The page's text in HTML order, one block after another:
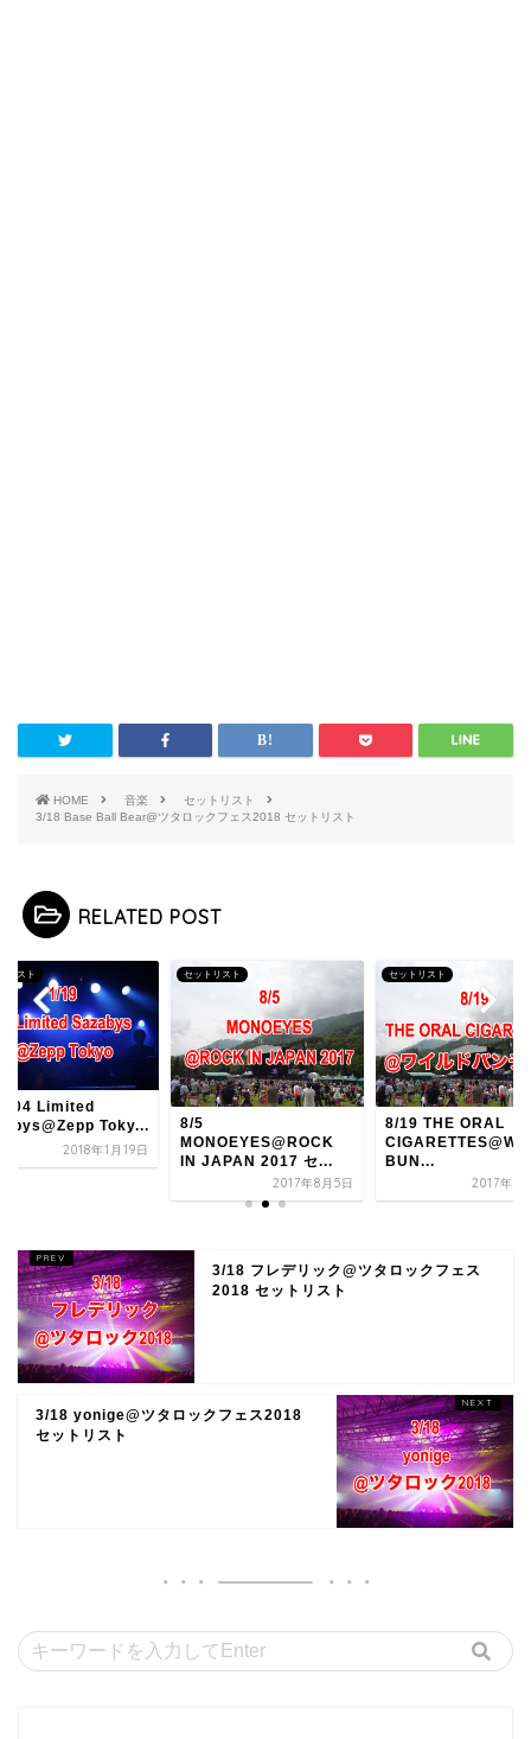
HOME 音楽
セットリスト
3/18 Base Ball Bear@ツタロックフェス2018 セットリスト
RELATED POST
リスト
04 Limited
Toky...
2018年1月19日
セットリスト
8/5
MONOEYES@ROCK
IN JAPAN 2017 セ...
2017年8月5日
セットリスト
8/19 THE ORAL
BUN...
2017年8
3/18 フレデリック@ツタロックフェス
2018 セットリスト
3/18 yonige@ツタロックフェス2018
セットリスト